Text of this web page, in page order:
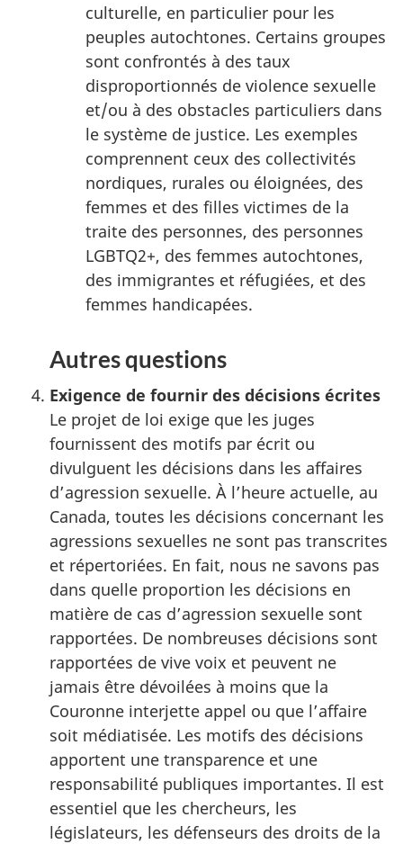
culturelle, en particulier pour les
peuples autochtones. Certains groupes
sont confrontés à des taux
disproportionnés de violence sexuelle
et/ou à des obstacles particuliers dans
le système de justice. Les exemples
comprennent ceux des collectivités
nordiques, rurales ou éloignées, des
femmes et des filles victimes de la
traite des personnes, des personnes
LGBTQ2+, des femmes autochtones,
des immigrantes et réfugiées, et des
femmes handicapées.
Autres questions
Exigence de fournir des décisions écrites
Le projet de loi exige que les juges
fournissent des motifs par écrit ou
divulguent les décisions dans les affaires
d’agression sexuelle. À l’heure actuelle, au
Canada, toutes les décisions concernant les
agressions sexuelles ne sont pas transcrites
et répertoriées. En fait, nous ne savons pas
dans quelle proportion les décisions en
matière de cas d’agression sexuelle sont
rapportées. De nombreuses décisions sont
rapportées de vive voix et peuvent ne
jamais être dévoilées à moins que la
Couronne interjette appel ou que l’affaire
soit médiatisée. Les motifs des décisions
apportent une transparence et une
responsabilité publiques importantes. Il est
essentiel que les chercheurs, les
législateurs, les défenseurs des droits de la